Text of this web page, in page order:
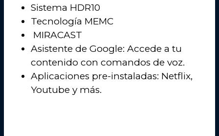
Sistema HDR10
Tecnología MEMC
MIRACAST
Asistente de Google: Accede a tu
contenido con comandos de voz.
Aplicaciones pre-instaladas: Netflix,
Youtube y más.